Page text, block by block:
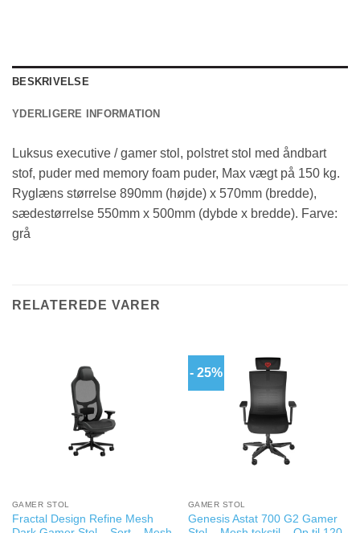
BESKRIVELSE
YDERLIGERE INFORMATION
Luksus executive / gamer stol, polstret stol med åndbart
stof, puder med memory foam puder, Max vægt på 150 kg.
Ryglæns størrelse 890mm (højde) x 570mm (bredde),
sædestørrelse 550mm x 500mm (dybde x bredde). Farve:
grå
RELATEREDE VARER
GAMER STOL
Fractal Design Refine Mesh
- 25%
GAMER STOL
Genesis Astat 700 G2 Gamer